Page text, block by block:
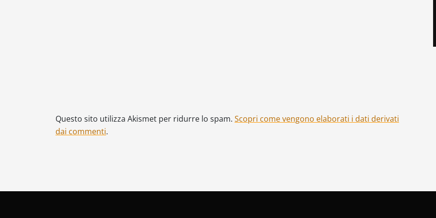
Questo sito utilizza Akismet per ridurre lo spam. Scopri come vengono elaborati i dati derivati
dai commenti.